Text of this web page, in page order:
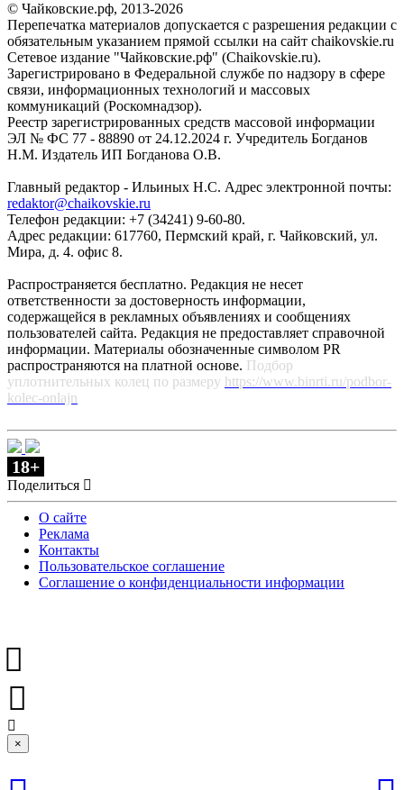
© Чайковские.рф, 2013-2026
Перепечатка материалов допускается с разрешения редакции с
обязательным указанием прямой ссылки на сайт chaikovskie.ru
Сетевое издание "Чайковские.рф" (Chaikovskie.ru).
Зарегистрировано в Федеральной службе по надзору в сфере
связи, информационных технологий и массовых
коммуникаций (Роскомнадзор).
Реестр зарегистрированных средств массовой информации
ЭЛ № ФС 77 - 88890 от 24.12.2024 г. Учредитель Богданов
Н.М. Издатель ИП Богданова О.В.
Главный редактор - Ильиных Н.С. Адрес электронной почты:
redaktor@chaikovskie.ru
Телефон редакции: +7 (34241) 9-60-80.
Адрес редакции: 617760, Пермский край, г. Чайковский, ул.
Мира, д. 4. офис 8.
Распространяется бесплатно. Редакция не несет
ответственности за достоверность информации,
содержащейся в рекламных объявлениях и сообщениях
пользователей сайта. Редакция не предоставляет справочной
информации. Материалы обозначенные символом PR
распространяются на платной основе. Подбор
уплотнительных колец по размеру https://www.binrti.ru/podbor-
kolec-onlajn
18+
Поделиться
О сайте
Реклама
Контакты
Пользовательское соглашение
Соглашение о конфиденциальности информации
×